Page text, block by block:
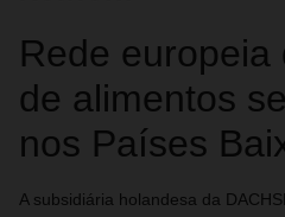
Rede europeia
de alimentos
nos Países
A subsidiária holandesa da